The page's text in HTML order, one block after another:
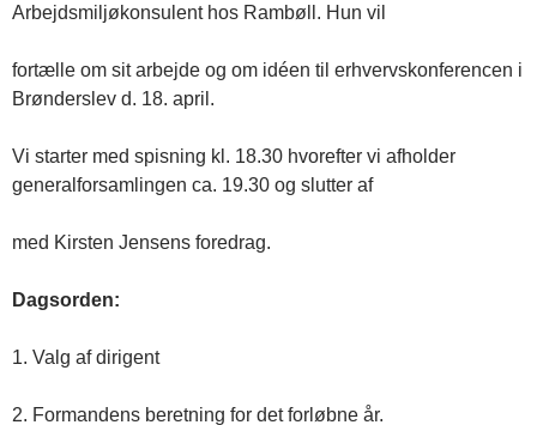
Arbejdsmiljøkonsulent hos Rambøll. Hun vil
fortælle om sit arbejde og om idéen til erhvervskonferencen i
Brønderslev d. 18. april.
Vi starter med spisning kl. 18.30 hvorefter vi afholder
generalforsamlingen ca. 19.30 og slutter af
med Kirsten Jensens foredrag.
Dagsorden:
1. Valg af dirigent
2. Formandens beretning for det forløbne år.